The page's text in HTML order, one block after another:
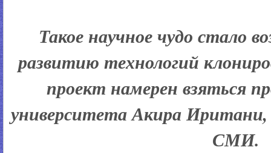
Такое научное чудо стало
развитию технологий
проект намерен взяться
университета Акира
СМИ.